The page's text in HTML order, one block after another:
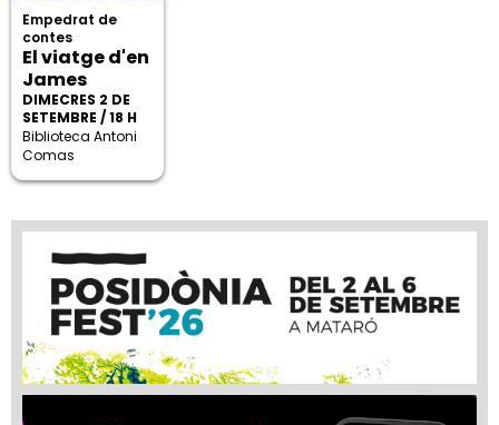
Empedrat de
contes
El viatge d'en
James
DIMECRES 2 DE
SETEMBRE / 18 H
Biblioteca Antoni
Comas